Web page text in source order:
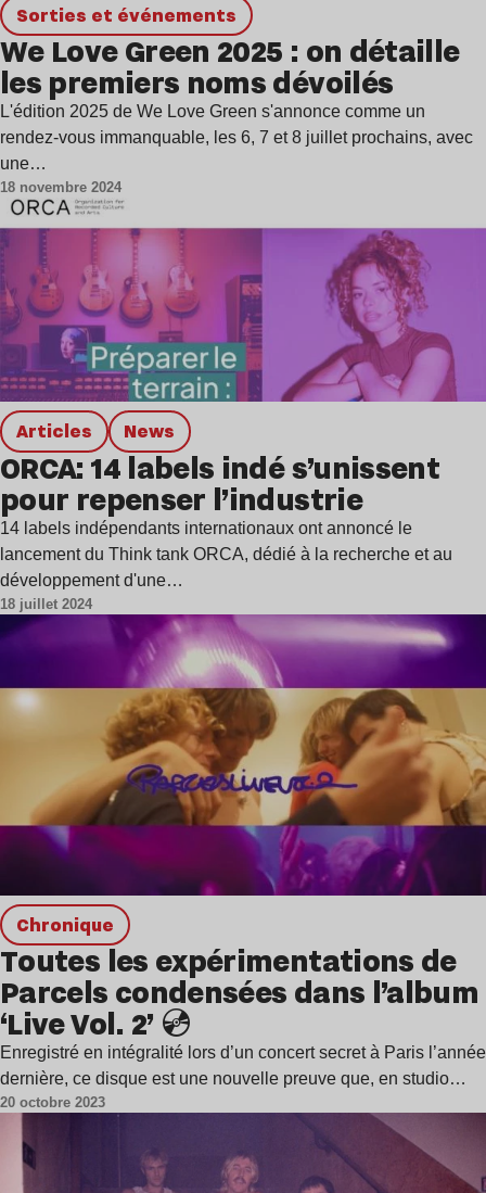
Sorties et événements
We Love Green 2025 : on détaille
les premiers noms dévoilés
L'édition 2025 de We Love Green s'annonce comme un
rendez-vous immanquable, les 6, 7 et 8 juillet prochains, avec
une…
18 novembre 2024
Articles news
ORCA: 14 labels indé s’unissent
pour repenser l’industrie
14 labels indépendants internationaux ont annoncé le
lancement du Think tank ORCA, dédié à la recherche et au
développement d'une…
18 juillet 2024
chronique
Toutes les expérimentations de
Parcels condensées dans l’album
‘Live Vol. 2’ 💿
Enregistré en intégralité lors d’un concert secret à Paris l’année
dernière, ce disque est une nouvelle preuve que, en studio…
20 octobre 2023